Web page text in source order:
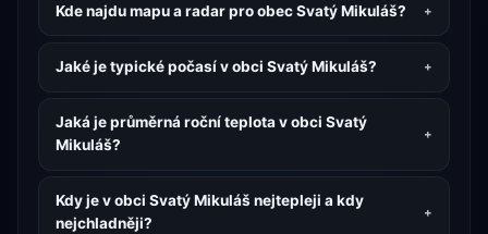
Kde najdu mapu a radar pro obec Svatý Mikuláš?
Jaké je typické počasí v obci Svatý Mikuláš?
Jaká je průměrná roční teplota v obci Svatý
Mikuláš?
Kdy je v obci Svatý Mikuláš nejtepleji a kdy
nejchladněji?